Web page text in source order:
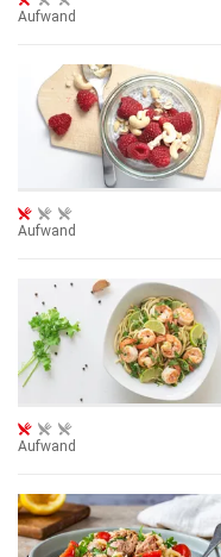
Aufwand
Aufwand
Aufwand